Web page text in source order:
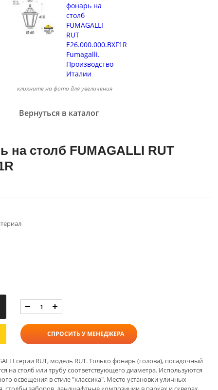
кликните на фото для увеличения
Вернуться в каталог
столб FUMAGALLI RUT
СПРОСИТЬ У МЕНЕДЖЕРА
серии RUT, модель RUT. Только фонарь (голова), посадочный
на столб или трубу соответствующего диаметра. Используются
освещения в стиле "классика". Место установки уличных